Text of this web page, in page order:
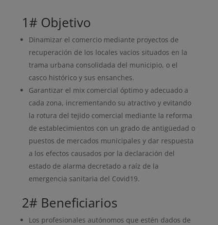
1# Objetivo
Dinamizar el comercio mediante proyectos de
recuperación de los locales vacíos situados en la
trama urbana consolidada del municipio, o el
casco histórico y sus ensanches.
Garantizar el mix comercial óptimo y adecuado a
cada zona, incrementando su atractivo y evitando
la rotura del tejido comercial mediante la reforma
de establecimientos con un grado de antigüedad o
puestos de mercados municipales y dar respuesta
a los efectos causados por la declaración del
estado de alarma decretado a raíz de la
emergencia sanitaria del Covid19.
2# Beneficiarios
Los profesionales autónomos que estén dados de